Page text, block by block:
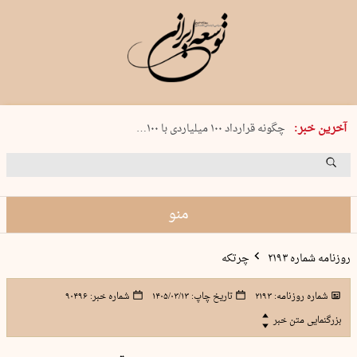
آخرین خبر:
شنبه 17 مرداد 1405 شماره 2244
چگونه قرارداد ۱۰۰ میلیاردی با ۱۰۰…
پنجره‌ای که باز نشد
منو
روزنامه شماره ۲۱۹۳ چرتکه
شماره روزنامه:۲۱۹۳ تاریخ چاپ:۱۴۰۵/۰۳/۱۳ شماره خبر:۹۰۴۹۶
بزرگنمایی متن خبر